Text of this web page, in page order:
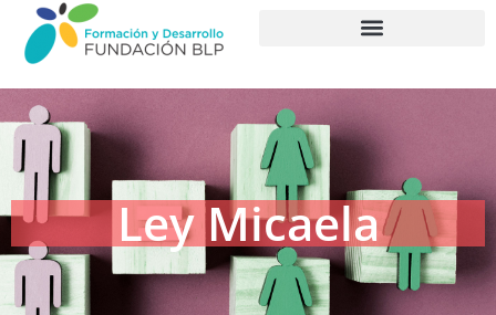
Ley Micaela